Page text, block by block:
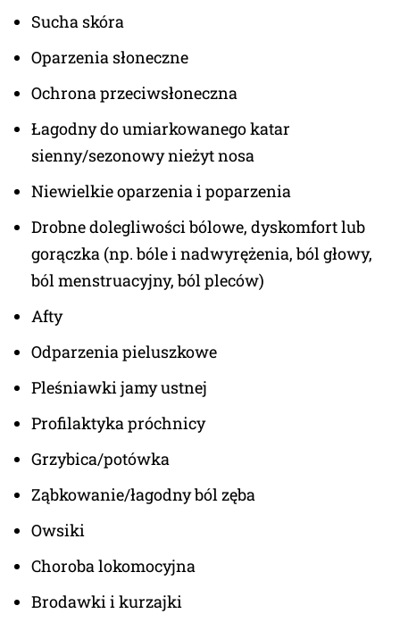
Sucha skóra
Oparzenia słoneczne
Ochrona przeciwsłoneczna
Łagodny do umiarkowanego katar
sienny/sezonowy nieżyt nosa
Niewielkie oparzenia i poparzenia
Drobne dolegliwości bólowe, dyskomfort lub
gorączka (np. bóle i nadwyrężenia, ból głowy,
ból menstruacyjny, ból pleców)
Afty
Odparzenia pieluszkowe
Pleśniawki jamy ustnej
Profilaktyka próchnicy
Grzybica/potówka
Ząbkowanie/łagodny ból zęba
Owsiki
Choroba lokomocyjna
Brodawki i kurzajki